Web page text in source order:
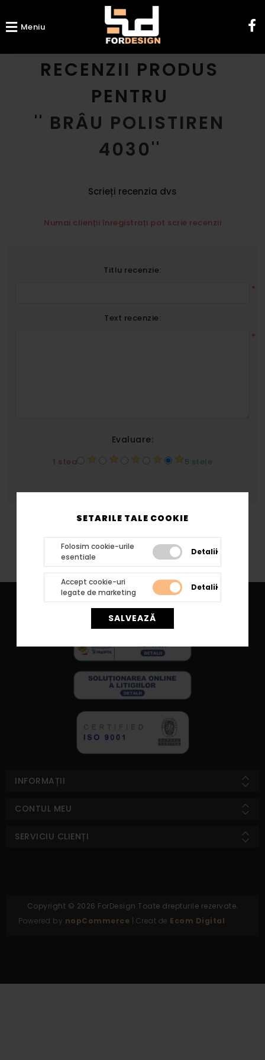
SETARILE TALE COOKIE
Folosim cookie-urile
esentiale
Detalii
Accept cookie-uri
legate de marketing
Detalii
SALVEAZĂ
Meniu
RECENZII PRODUS
PENTRU
BRÂU POLISTIREN
4030
Scrieți recenzia dvs
Numai clienții înregistrați pot scrie recenzii
Titlu recenzie:
*
Text recenzie:
*
Evaluare:
1 stea 5 stele
INFORMAȚII
CONTUL MEU
SERVICIU CLIENȚI
Copyright © 2026 ForDesign.Toate drepturile rezervate.
Powered by nopCommerce | Creat de Ecom Digital